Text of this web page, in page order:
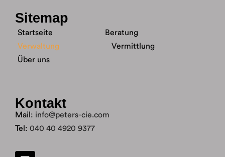
Sitemap
Startseite
Beratung
Verwaltung
Vermittlung
Über uns
Kontakt
Mail: info@peters-cie.com
Tel: 040 40 4920 9377